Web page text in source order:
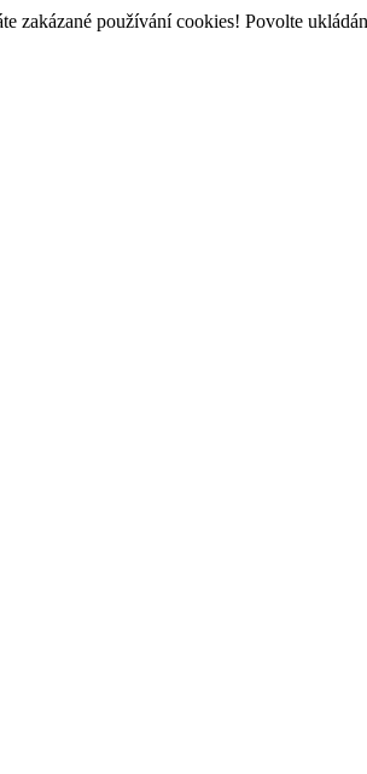
zakázané používání cookies! Povolte